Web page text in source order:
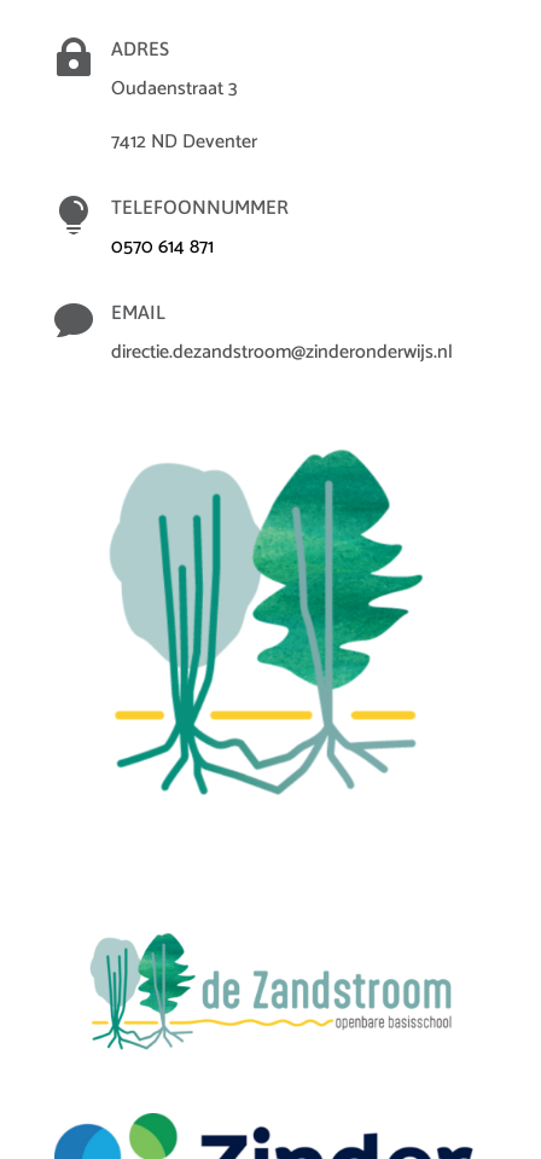
 ADRES
Oudaenstraat 3
7412 ND Deventer
 TELEFOONNUMMER
0570 614 871
 EMAIL
directie.dezandstroom@zinderonderwijs.nl